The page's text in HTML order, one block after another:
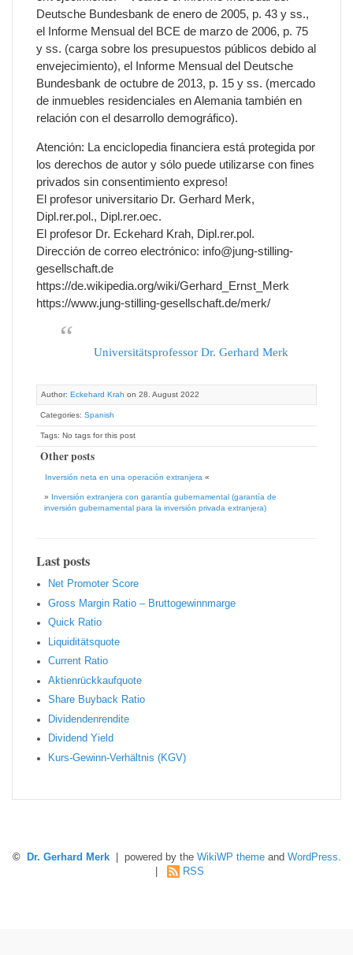
Deutsche Bundesbank de enero de 2005, p. 43 y ss.,
el Informe Mensual del BCE de marzo de 2006, p. 75
y ss. (carga sobre los presupuestos públicos debido al
envejecimiento), el Informe Mensual del Deutsche
Bundesbank de octubre de 2013, p. 15 y ss. (mercado
de inmuebles residenciales en Alemania también en
relación con el desarrollo demográfico).
Atención: La enciclopedia financiera está protegida por
los derechos de autor y sólo puede utilizarse con fines
privados sin consentimiento expreso!
El profesor universitario Dr. Gerhard Merk,
Dipl.rer.pol., Dipl.rer.oec.
El profesor Dr. Eckehard Krah, Dipl.rer.pol.
Dirección de correo electrónico: info@jung-stilling-
gesellschaft.de
https://de.wikipedia.org/wiki/Gerhard_Ernst_Merk
https://www.jung-stilling-gesellschaft.de/merk/
Universitätsprofessor Dr. Gerhard Merk
Author: Eckehard Krah on 28. August 2022
Categories: Spanish
Tags: No tags for this post
Other posts
Inversión neta en una operación extranjera «
» Inversión extranjera con garantía gubernamental (garantía de
inversión gubernamental para la inversión privada extranjera)
Last posts
Net Promoter Score
Gro ss Margin Ratio – Bruttogewinnmarge
Quic k Ratio
Liquiditätsquote
Current Ratio
Aktienrückkaufquote
Sha re Buyback Ratio
Dividendenrendite
Dividend Yield
Kurs-Gewinn-Verhältnis (KGV)
© Dr. Gerhard Merk| powered by the WikiWP themeand WordPress.
RSS